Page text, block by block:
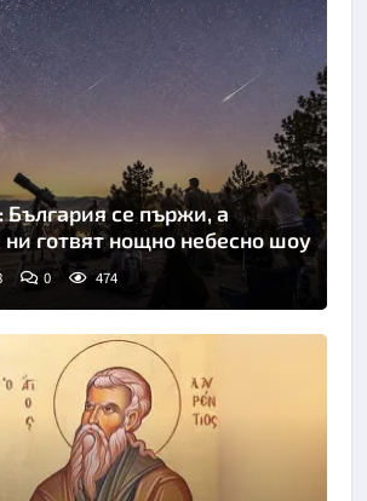
България се пържи, а
готвят нощно небесно шоу
0 474